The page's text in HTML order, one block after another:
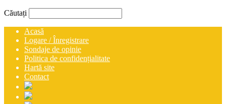
Căutați
Acasă
Logare / Înregistrare
Sondaje de opinie
Politica de confidențialitate
Hartă site
Contact